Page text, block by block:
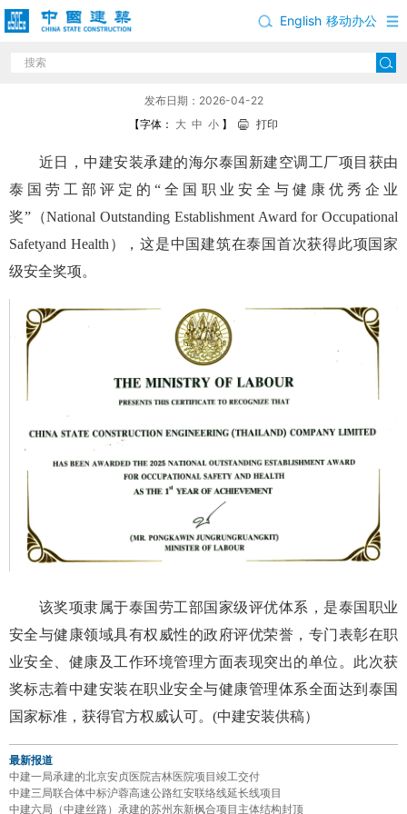
移动办公
English
中建安装获泰国职业安全与健康优秀企业奖
发布日期：2026-04-22
【字体： 大 中 小 】 打印
近日，中建安装承建的海尔泰国新建空调工厂项目获由
泰国劳工部评定的“全国职业安全与健康优秀企业
奖”（National Outstanding Establishment Award for Occupational
Safetyand Health），这是中国建筑在泰国首次获得此项国家
级安全奖项。
该奖项隶属于泰国劳工部国家级评优体系，是泰国职业
安全与健康领域具有权威性的政府评优荣誉，专门表彰在职
业安全、健康及工作环境管理方面表现突出的单位。此次获
奖标志着中建安装在职业安全与健康管理体系全面达到泰国
国家标准，获得官方权威认可。(中建安装供稿）
最新报道
中建一局承建的北京安贞医院吉林医院项目竣工交付
中建三局联合体中标沪蓉高速公路红安联络线延长线项目
中建六局（中建丝路）承建的苏州东新枫合项目主体结构封顶